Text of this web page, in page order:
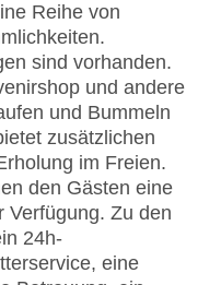
Reihe von
sind vorhanden.
und andere
und Bummeln
zusätzlichen
im Freien.
den Gästen eine
Verfügung. Zu den
24h-
eine